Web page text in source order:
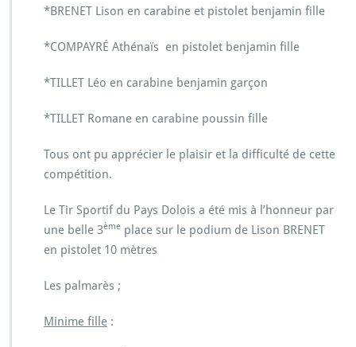
*BRENET Lison en carabine et pistolet benjamin fille
*COMPAYRÉ Athénaïs en pistolet benjamin fille
*TILLET Léo en carabine benjamin garçon
*TILLET Romane en carabine poussin fille
Tous ont pu apprécier le plaisir et la difficulté de cette
compétition.
Le Tir Sportif du Pays Dolois a été mis à l’honneur par
une belle 3ème place sur le podium de Lison BRENET
en pistolet 10 mètres
Les palmarès ;
Minime fille :